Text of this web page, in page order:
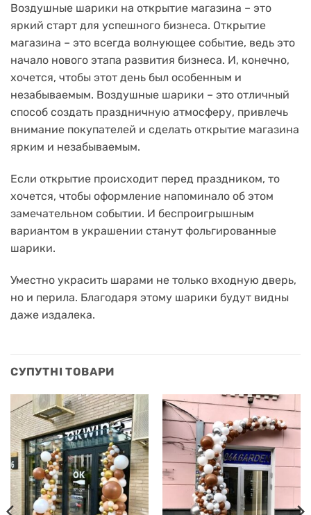
Воздушные шарики на открытие магазина – это
яркий старт для успешного бизнеса. Открытие
магазина – это всегда волнующее событие, ведь это
начало нового этапа развития бизнеса. И, конечно,
хочется, чтобы этот день был особенным и
незабываемым. Воздушные шарики – это отличный
способ создать праздничную атмосферу, привлечь
внимание покупателей и сделать открытие магазина
ярким и незабываемым.
Если открытие происходит перед праздником, то
хочется, чтобы оформление напоминало об этом
замечательном событии. И беспроигрышным
вариантом в украшении станут фольгированные
шарики.
Уместно украсить шарами не только входную дверь,
но и перила. Благодаря этому шарики будут видны
даже издалека.
СУПУТНІ ТОВАРИ